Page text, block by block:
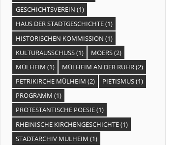
GESCHICHTSVEREIN (1)
HAUS DER STADTGESCHICHTE(1)
HISTORISCHEN KOMMISSION (1)
KULTURAUSSCHUSS(1) MOERS(2)
MÜLHEIM (1) MÜLHEIM AN DER RUHR(2)
PETRIKIRCHE MÜLHEIM (2) PIETISMUS(1)
PROGRAMM (1)
PROTESTANTISCHE POESIE(1)
RHEINISCHE KIRCHENGESCHICHTE(1)
STADTARCHIV MÜLHEIM (1)